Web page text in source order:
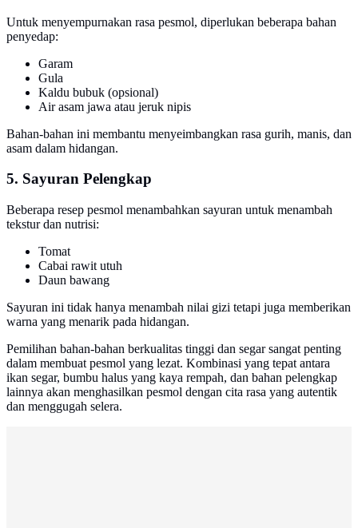
Untuk menyempurnakan rasa pesmol, diperlukan beberapa bahan
penyedap:
Garam
Gula
Kaldu bubuk (opsional)
Air asam jawa atau jeruk nipis
Bahan-bahan ini membantu menyeimbangkan rasa gurih, manis, dan
asam dalam hidangan.
5. Sayuran Pelengkap
Beberapa resep pesmol menambahkan sayuran untuk menambah
tekstur dan nutrisi:
Tomat
Cabai rawit utuh
Daun bawang
Sayuran ini tidak hanya menambah nilai gizi tetapi juga memberikan
warna yang menarik pada hidangan.
Pemilihan bahan-bahan berkualitas tinggi dan segar sangat penting
dalam membuat pesmol yang lezat. Kombinasi yang tepat antara
ikan segar, bumbu halus yang kaya rempah, dan bahan pelengkap
lainnya akan menghasilkan pesmol dengan cita rasa yang autentik
dan menggugah selera.